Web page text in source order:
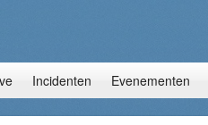
Incidenten Evenementen